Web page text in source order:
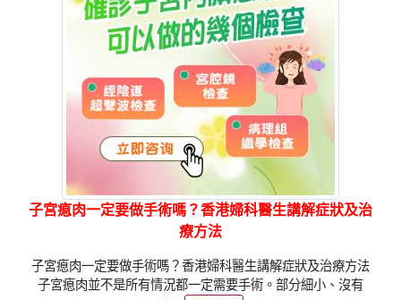
子宮瘜肉一定要做手術嗎？香港婦科醫生講解症狀及治
療方法
子宮瘜肉一定要做手術嗎？香港婦科醫生講解症狀及治療方法
子宮瘜肉並不是所有情況都一定需要手術。部分細小、沒有